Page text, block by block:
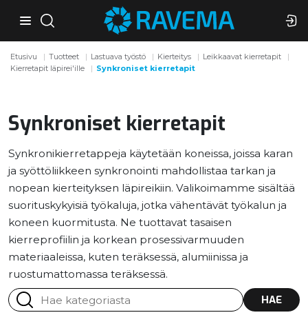
Etusivu Tuotteet Lastuava työstö Kierteitys
Leikkaavat kierretapit
Kierretapit läpirei'ille
Synkroniset kierretapit
Synkroniset kierretapit
Synkronikierretappeja käytetään koneissa, joissa karan
ja syöttöliikkeen synkronointi mahdollistaa tarkan ja
nopean kierteityksen läpireikiin. Valikoimamme sisältää
suorituskykyisiä työkaluja, jotka vähentävät työkalun ja
koneen kuormitusta. Ne tuottavat tasaisen
kierreprofiilin ja korkean prosessivarmuuden
materiaaleissa, kuten teräksessä, alumiinissa ja
ruostumattomassa teräksessä.
HAE